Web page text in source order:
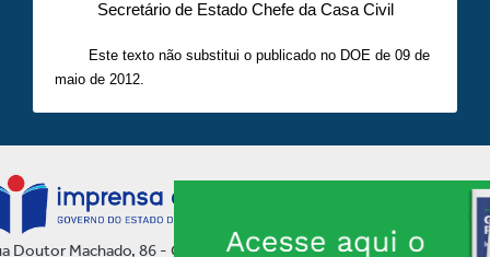
Secretário de Estado Chefe da Casa Civil
Este texto não substitui o publicado no DOE de 09 de
maio de 2012.
Doutor Machado, 86 - Centro